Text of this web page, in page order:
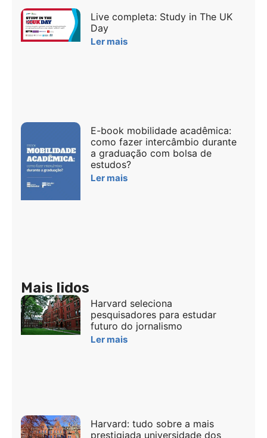
Live completa: Study in The UK
Day
Ler mais
E-book mobilidade acadêmica:
como fazer intercâmbio durante
a graduação com bolsa de
estudos?
Ler mais
Mais lidos
Harvard seleciona
pesquisadores para estudar
futuro do jornalismo
Ler mais
Harvard: tudo sobre a mais
prestigiada universidade dos